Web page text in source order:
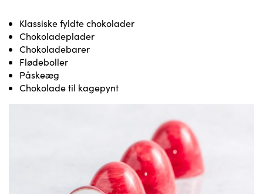
Klassiske fyldte chokolader
Chokoladeplader
Chokoladebarer
Flødeboller
Påskeæg
Chokolade til kagepynt